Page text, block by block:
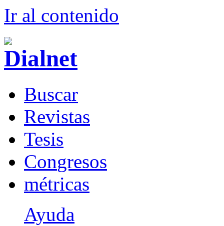
Ir al contenido
Buscar
Revistas
Tesis
Congresos
métricas
Ayuda